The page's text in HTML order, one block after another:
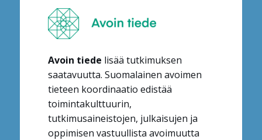
Avoin tiede lisää tutkimuksen
saatavuutta. Suomalainen avoimen
tieteen koordinaatio edistää
toimintakulttuurin,
tutkimusaineistojen, julkaisujen ja
oppimisen vastuullista avoimuutta